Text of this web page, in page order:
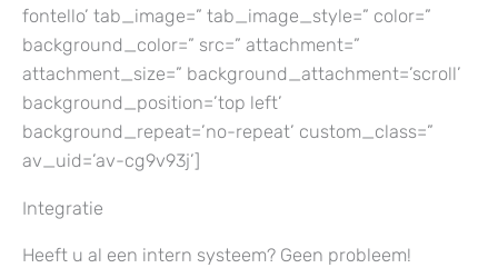
fontello’ tab_image=” tab_image_style=” color=”
background_color=” src=” attachment=”
attachment_size=” background_attachment=’scroll’
background_position=’top left’
background_repeat=’no-repeat’ custom_class=”
av_uid=’av-cg9v93j’]
Integratie
Heeft u al een intern systeem? Geen probleem!